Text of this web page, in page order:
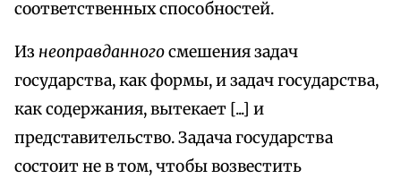
соответственных способностей.
Из неоправданногосмешения задач
государства, как формы, и задач государства,
как содержания, вытекает [...] и
представительство. Задача государства
состоит не в том, чтобы возвестить